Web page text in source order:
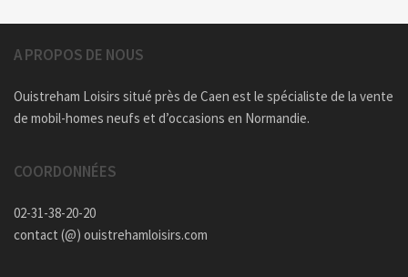
A PROPOS DE NOUS
Ouistreham Loisirs situé près de Caen est le spécialiste de la vente
de mobil-homes neufs et d’occasions en Normandie.
COORDONNÉES
02-31-38-20-20
contact (@) ouistrehamloisirs.com